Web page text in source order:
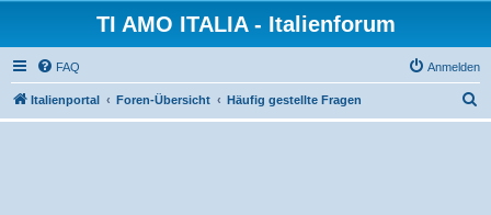
TI AMO ITALIA - Italienforum
FAQ Anmelden
Italienportal Foren-Übersicht Häufig gestellte Fragen
u